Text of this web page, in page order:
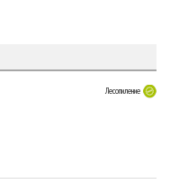
Лесопиление